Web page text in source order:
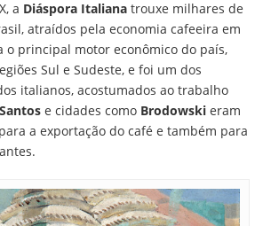
a Diáspora Italiana trouxe milhares de
atraídos pela economia cafeeira em
o principal motor econômico do país,
Sul e Sudeste, e foi um dos
italianos, acostumados ao trabalho
Santos e cidades como Brodowski eram
a exportação do café e também para